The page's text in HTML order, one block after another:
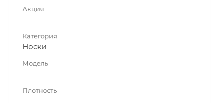
Акция
Категория
Носки
Модель
Плотность